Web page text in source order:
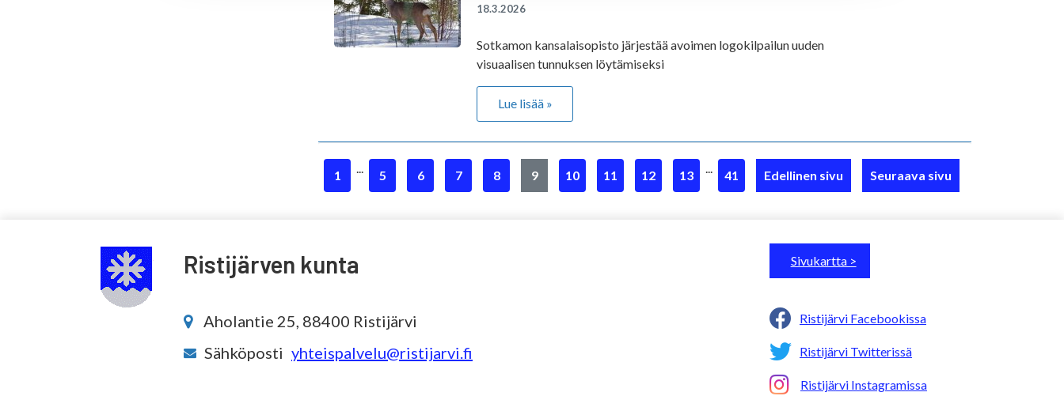
18.3.2026
Sotkamon kansalaisopisto järjestää avoimen logokilpailun uuden
visuaalisen tunnuksen löytämiseksi
Lue lisää »
1 5 6 7 8 9 10 11 12 13 41 Edellinen sivu Seuraava sivu
Ristijärven kunta
Aholantie 25, 88400 Ristijärvi
Sähköposti yhteispalvelu@ristijarvi.fi
Sivukartta >
Ristijärvi Facebookissa
Ristijärvi Twitterissä
Ristijärvi Instagramissa